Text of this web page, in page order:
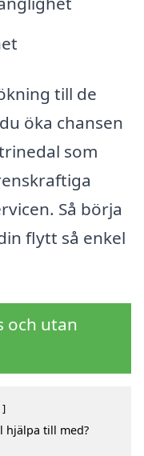
till de
öka chansen
som
Så börja
flytt så enkel
och utan
hjälpa till med?